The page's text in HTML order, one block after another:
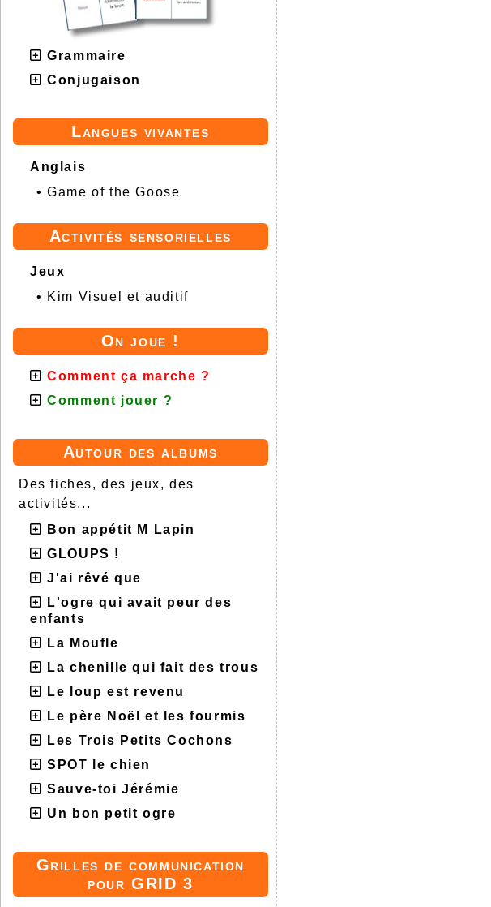
Grammaire
Conjugaison
Langues vivantes
Anglais
•Game of the Goose
Activités sensorielles
Jeux
• Kim Visuel et auditif
On joue !
Comment ça marche ?
Comment jouer ?
Autour des albums
Des fiches, des jeux, des
activités...
Bon appétit M Lapin
GLOUPS !
J'ai rêvé que
L'ogre qui avait peur des
enfants
La Moufle
La chenille qui fait des trous
Le loup est revenu
Le père Noël et les fourmis
Les Trois Petits Cochons
SPOT le chien
Sauve-toi Jérémie
Un bon petit ogre
Grilles de communication
pour GRID 3